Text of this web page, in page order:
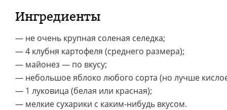
Ингредиенты
— не очень крупная соленая селедка;
— 4 клубня картофеля (среднего размера);
— майонез — по вкусу;
— небольшое яблоко любого сорта (но лучше
— 1 луковица (белая или красная);
— мелкие сухарики с каким-нибудь вкусом.